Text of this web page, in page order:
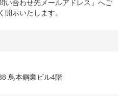
い合わせ先メールアドレス」へご
示いたします。
鳥本鋼業ビル4階